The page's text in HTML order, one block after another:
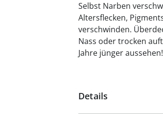
Selbst Narben
Altersflecken,
verschwinden.
Nass oder trocken
Jahre jünger
Details